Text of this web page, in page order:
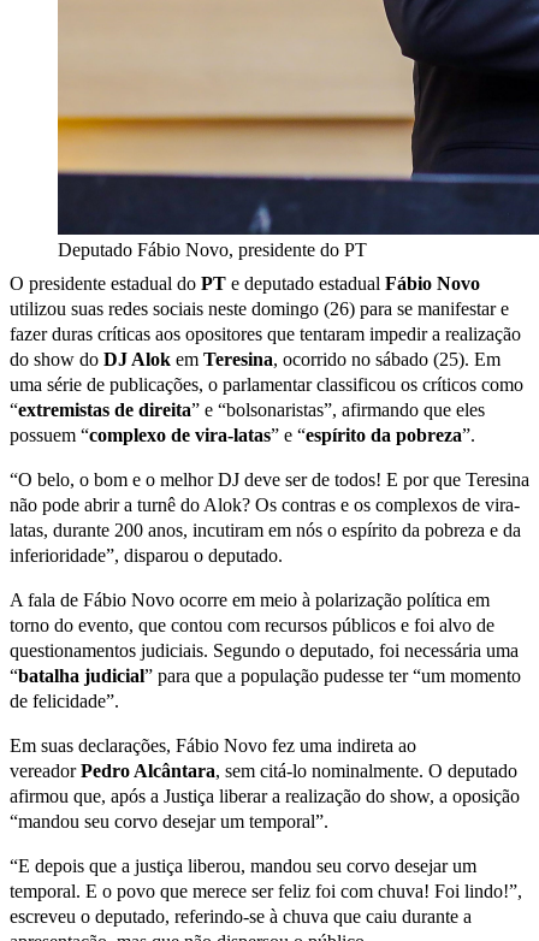
Deputado Fábio Novo, presidente do PT
O presidente estadual do PT e deputado estadual Fábio Novo
utilizou suas redes sociais neste domingo (26) para se manifestar e
fazer duras críticas aos opositores que tentaram impedir a realização
do show do DJ Alok em Teresina, ocorrido no sábado (25). Em
uma série de publicações, o parlamentar classificou os críticos como
“extremistas de direita” e “bolsonaristas”, afirmando que eles
possuem “complexo de vira-latas” e “espírito da pobreza”.
“O belo, o bom e o melhor DJ deve ser de todos! E por que Teresina
não pode abrir a turnê do Alok? Os contras e os complexos de vira-
latas, durante 200 anos, incutiram em nós o espírito da pobreza e da
inferioridade”, disparou o deputado.
A fala de Fábio Novo ocorre em meio à polarização política em
torno do evento, que contou com recursos públicos e foi alvo de
questionamentos judiciais. Segundo o deputado, foi necessária uma
“batalha judicial” para que a população pudesse ter “um momento
de felicidade”.
Em suas declarações, Fábio Novo fez uma indireta ao
vereadorPedro Alcântara, sem citá-lo nominalmente. O deputado
afirmou que, após a Justiça liberar a realização do show, a oposição
“mandou seu corvo desejar um temporal”.
“E depois que a justiça liberou, mandou seu corvo desejar um
temporal. E o povo que merece ser feliz foi com chuva! Foi lindo!”,
escreveu o deputado, referindo-se à chuva que caiu durante a